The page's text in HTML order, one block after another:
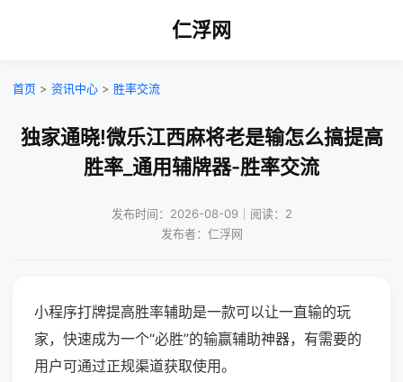
仁浮网
首页 > 资讯中心 > 胜率交流
独家通晓!微乐江西麻将老是输怎么搞提高
胜率_通用辅牌器-胜率交流
发布时间：2026-08-09｜阅读：2
发布者：仁浮网
小程序打牌提高胜率辅助是一款可以让一直输的玩
家，快速成为一个“必胜”的输赢辅助神器，有需要的
用户可通过正规渠道获取使用。